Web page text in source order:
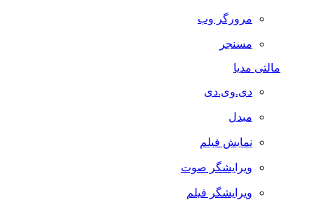
مرورگر وب
مسنجر
مالتی مدیا
دی.وی.دی
مبدل
نمایش فیلم
ویرایشگر صوت
ویرایشگر فیلم